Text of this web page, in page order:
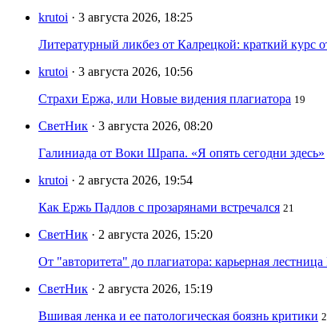
krutoi · 3 августа 2026, 18:25
Литературный ликбез от Калрецкой: краткий
krutoi · 3 августа 2026, 10:56
Страхи Ержа, или Новые видения плагиатора 19
СветНик · 3 августа 2026, 08:20
Галиниада от Воки Шрапа. «Я опять сегодни здесь»
krutoi · 2 августа 2026, 19:54
Как Ержь Падлов с прозарянами встречался 21
СветНик · 2 августа 2026, 15:20
От "авторитета" до плагиатора: карьерная
СветНик · 2 августа 2026, 15:19
Вшивая ленка и ее патологическая боязнь критики